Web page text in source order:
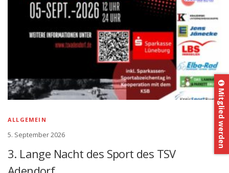
ALLGEMEIN
5. September 2026
3. Lange Nacht des Sport des TSV
Mitglied werden